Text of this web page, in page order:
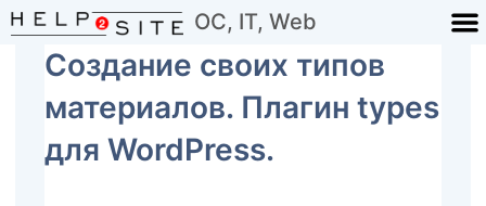
ОС, IT, Web
Создание своих типов
материалов. Плагин types
для WordPress.